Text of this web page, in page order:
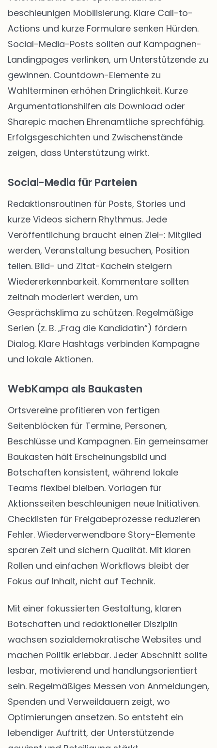
beschleunigen Mobilisierung. Klare Call-to-
Actions und kurze Formulare senken Hürden.
Social-Media-Posts sollten auf Kampagnen-
Landingpages verlinken, um Unterstützende zu
gewinnen. Countdown-Elemente zu
Wahlterminen erhöhen Dringlichkeit. Kurze
Argumentationshilfen als Download oder
Sharepic machen Ehrenamtliche sprechfähig.
Erfolgsgeschichten und Zwischenstände
zeigen, dass Unterstützung wirkt.
Social-Media für Parteien
Redaktionsroutinen für Posts, Stories und
kurze Videos sichern Rhythmus. Jede
Veröffentlichung braucht einen Ziel-: Mitglied
werden, Veranstaltung besuchen, Position
teilen. Bild- und Zitat-Kacheln steigern
Wiedererkennbarkeit. Kommentare sollten
zeitnah moderiert werden, um
Gesprächsklima zu schützen. Regelmäßige
Serien (z. B. „Frag die Kandidatin“) fördern
Dialog. Klare Hashtags verbinden Kampagne
und lokale Aktionen.
WebKampa als Baukasten
Ortsvereine profitieren von fertigen
Seitenblöcken für Termine, Personen,
Beschlüsse und Kampagnen. Ein gemeinsamer
Baukasten hält Erscheinungsbild und
Botschaften konsistent, während lokale
Teams flexibel bleiben. Vorlagen für
Aktionsseiten beschleunigen neue Initiativen.
Checklisten für Freigabeprozesse reduzieren
Fehler. Wiederverwendbare Story-Elemente
sparen Zeit und sichern Qualität. Mit klaren
Rollen und einfachen Workflows bleibt der
Fokus auf Inhalt, nicht auf Technik.
Mit einer fokussierten Gestaltung, klaren
Botschaften und redaktioneller Disziplin
wachsen sozialdemokratische Websites und
machen Politik erlebbar. Jeder Abschnitt sollte
lesbar, motivierend und handlungsorientiert
sein. Regelmäßiges Messen von Anmeldungen,
Spenden und Verweildauern zeigt, wo
Optimierungen ansetzen. So entsteht ein
lebendiger Auftritt, der Unterstützende